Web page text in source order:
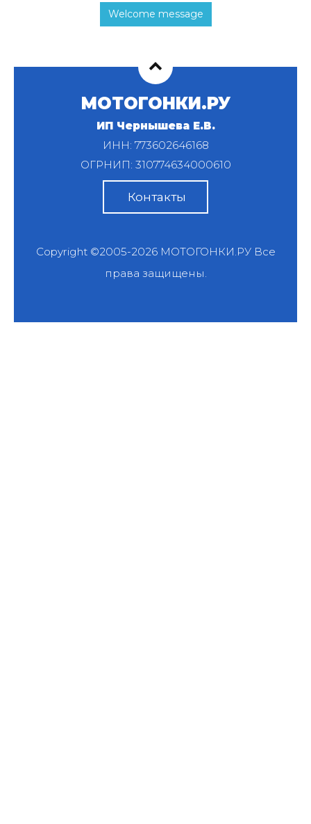
Welcome message
МОТОГОНКИ.РУ
ИП Чернышева Е.В.
ИНН: 773602646168
ОГРНИП: 310774634000610
Контакты
Copyright ©2005-2026 МОТОГОНКИ.РУВсе
права защищены.